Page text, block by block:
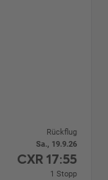
Rückflug
Sa., 19.9.26
CXR 17:55
1 Stopp